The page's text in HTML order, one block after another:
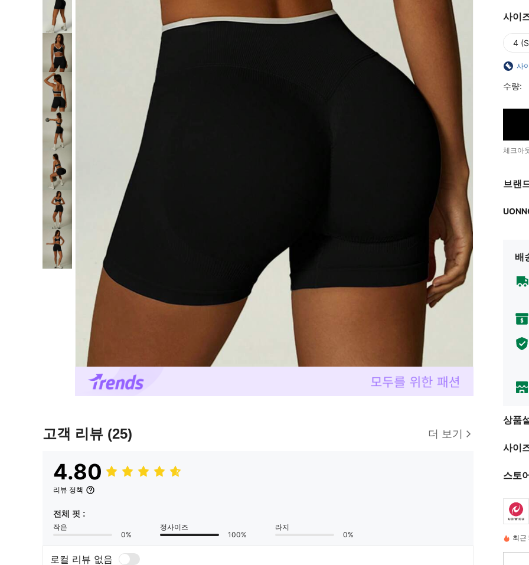
고객 리뷰 (25) 더 보기
4.80
리뷰 정책
전체 핏 :
작은
0%
정사이즈
100%
라지
0%
로컬 리뷰 없음
사이
4
사
수량:
체크아
브랜
배
상품
사이
스토
최근